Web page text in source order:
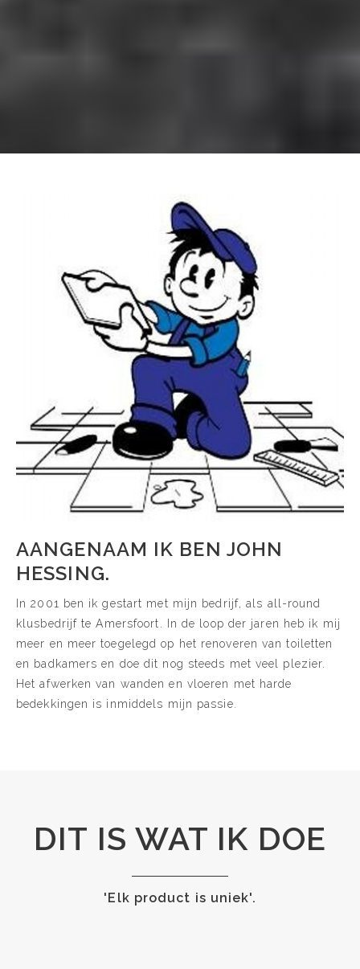
AANGENAAM IK BEN JOHN
HESSING.
In 2001 ben ik gestart met mijn bedrijf, als all-round
klusbedrijf te Amersfoort. In de loop der jaren heb ik mij
meer en meer toegelegd op het renoveren van toiletten
en badkamers en doe dit nog steeds met veel plezier.
Het afwerken van wanden en vloeren met harde
bedekkingen is inmiddels mijn passie.
DIT IS WAT IK DOE
'Elk product is uniek'.